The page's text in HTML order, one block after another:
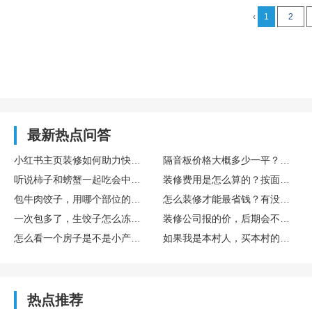
‹ 1 2
最新热点问答
热点推荐